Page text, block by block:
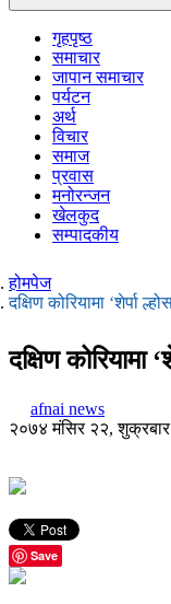
गृहपृष्ठ
समाचार
जापान समाचार
पर्यटन
अर्थ
विचार
समाज
प्रवास
मनोरन्जन
खेलकुद
सम्पादकीय
होमपेज
दक्षिण कोरियामा ‘शेर्पा
दक्षिण कोरियामा
afnai news
२०७४ मंसिर २२,
Save